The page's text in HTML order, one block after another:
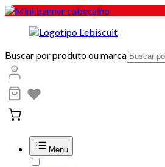
Buscar por produto ou marca
Menu